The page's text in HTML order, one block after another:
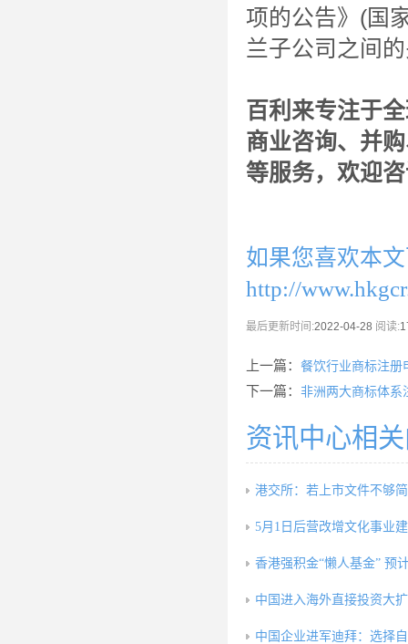
项的公告》(国
兰子公司之间
百利来专注于
商业咨询、并
等服务，欢迎
如果您喜欢本
http://
最后更新时间:2022-04-28 阅读:
上一篇： 餐饮行业商标注册
下一篇： 非洲两大商标体系
资讯中心相
港交所：若上市文件不够
5月1日后营改增文化事业
香港强积金“懒人基金” 预
中国进入海外直接投资大
中国企业进军迪拜：选择